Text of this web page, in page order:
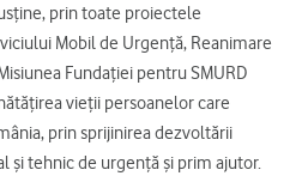
prin toate proiectele
Mobil de Urgență, Reanimare
Fundației pentru SMURD
vieții persoanelor care
prin sprijinirea dezvoltării
și tehnic de urgență și prim ajutor.